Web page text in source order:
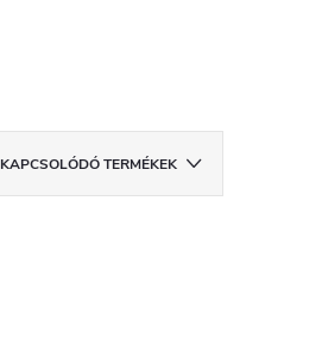
KAPCSOLÓDÓ TERMÉKEK